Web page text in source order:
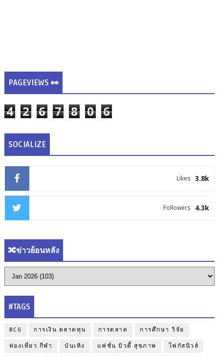
PAGEVIEWS 👀
4 2 6 7 8 0 6
SOCIALIZE
3.8k
Likes
4.3k
Followers
🔀ข่าวย้อนหลัง
#TAGS
BCG การเงิน ตลาดทุน การตลาด การศึกษา วิจัย
ท่องเที่ยว กีฬา บันเทิง แฟชั่น บิวตี้ สุขภาพ โฟกัสนิวส์